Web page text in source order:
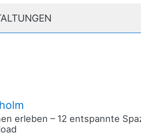
erleben – 12 entspannte